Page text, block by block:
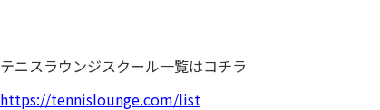
テニスラウンジスクール一覧はコチラ
https://tennislounge.com/list